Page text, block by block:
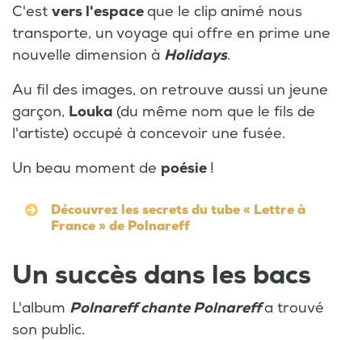
C'est vers l'espaceque le clip animé nous
transporte, un voyage qui offre en prime une
nouvelle dimension à Holidays.
Au fil des images, on retrouve aussi un jeune
garçon, Louka (du même nom que le fils de
l'artiste) occupé à concevoir une fusée.
Un beau moment de poésie !
Découvrez les secrets du tube « Lettre à
France » de Polnareff
Un succès dans les bacs
L'album Polnareff chante Polnareffa trouvé
son public.